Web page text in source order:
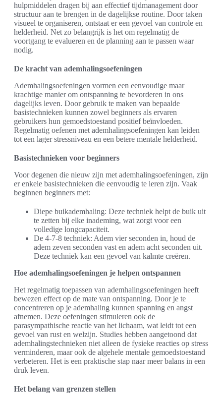
hulpmiddelen dragen bij aan effectief tijdmanagement door
structuur aan te brengen in de dagelijkse routine. Door taken
visueel te organiseren, ontstaat er een gevoel van controle en
helderheid. Net zo belangrijk is het om regelmatig de
voortgang te evalueren en de planning aan te passen waar
nodig.
De kracht van ademhalingsoefeningen
Ademhalingsoefeningen vormen een eenvoudige maar
krachtige manier om ontspanning te bevorderen in ons
dagelijks leven. Door gebruik te maken van bepaalde
basistechnieken kunnen zowel beginners als ervaren
gebruikers hun gemoedstoestand positief beïnvloeden.
Regelmatig oefenen met ademhalingsoefeningen kan leiden
tot een lager stressniveau en een betere mentale helderheid.
Basistechnieken voor beginners
Voor degenen die nieuw zijn met ademhalingsoefeningen, zijn
er enkele basistechnieken die eenvoudig te leren zijn. Vaak
beginnen beginners met:
Diepe buikademhaling: Deze techniek helpt de buik uit
te zetten bij elke inademing, wat zorgt voor een
volledige longcapaciteit.
De 4-7-8 techniek: Adem vier seconden in, houd de
adem zeven seconden vast en adem acht seconden uit.
Deze techniek kan een gevoel van kalmte creëren.
Hoe ademhalingsoefeningen je helpen ontspannen
Het regelmatig toepassen van ademhalingsoefeningen heeft
bewezen effect op de mate van ontspanning. Door je te
concentreren op je ademhaling kunnen spanning en angst
afnemen. Deze oefeningen stimuleren ook de
parasympathische reactie van het lichaam, wat leidt tot een
gevoel van rust en welzijn. Studies hebben aangetoond dat
ademhalingstechnieken niet alleen de fysieke reacties op stress
verminderen, maar ook de algehele mentale gemoedstoestand
verbeteren. Het is een praktische stap naar meer balans in een
druk leven.
Het belang van grenzen stellen